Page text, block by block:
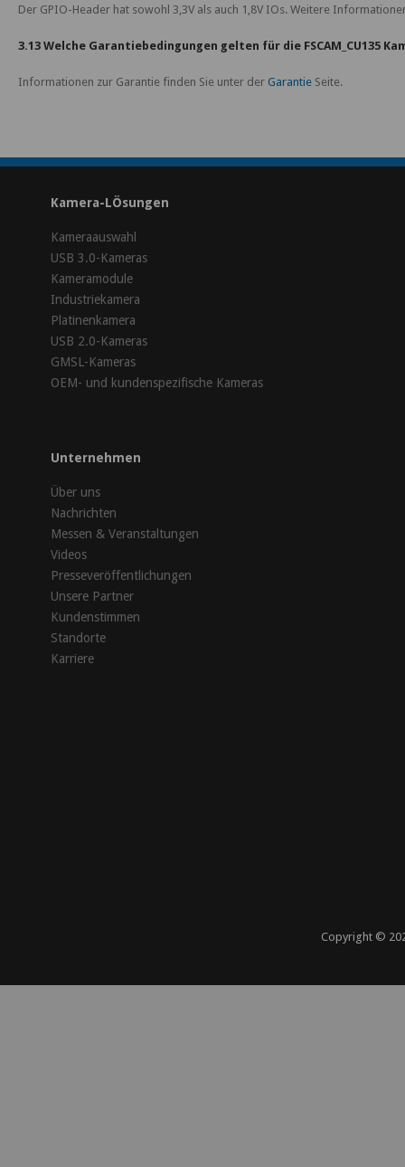
Der GPIO-Header hat sowohl 3,3V als auch 1,8V IOs. Weitere
3.13 Welche Garantiebedingungen gelten für die FSCAM_CU135
Informationen zur Garantie finden Sie unter der Garantie Seite.
Kamera-LÖsungen
Kameraauswahl
USB 3.0-Kameras
Kameramodule
Industriekamera
Platinenkamera
USB 2.0-Kameras
GMSL-Kameras
OEM- und kundenspezifische Kameras
Unternehmen
Über uns
Nachrichten
Messen & Veranstaltungen
Videos
Presseveröffentlichungen
Unsere Partner
Kundenstimmen
Standorte
Karriere
Copyright ©